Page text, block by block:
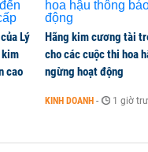
Nhật Vượng lần đầu
gia nhập thị trường
Lý
kim
cao
Hãng kim cương tài
cho các cuộc thi hoa
ngừng hoạt động
KINH DOANH - 1 giờ